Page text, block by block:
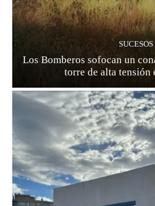
SUCESOS
Los Bomberos sofocan un
torre de alta tensión